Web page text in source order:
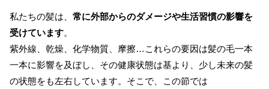
私たちの髪は、 常に外部からのダメージや生活習慣の影響を
受けています。
紫外線、乾燥、化学物質、摩擦…これらの要因は髪の毛一本
一本に影響を及ぼし、その健康状態は基より、少し未来の髪
の状態をも左右しています。そこで、この節では